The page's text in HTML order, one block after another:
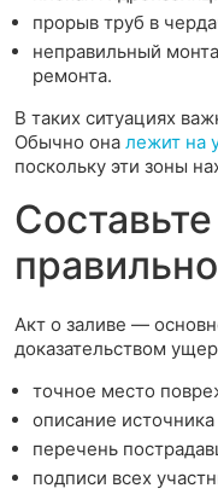
прорыв труб в
неправильный
ремонта.
В таких ситуациях
Обычно она лежит на
поскольку эти зоны
правильно
Акт о заливе —
доказательством
точное место
описание
перечень
подписи всех